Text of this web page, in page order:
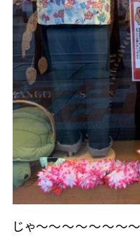
じゃ～～～～～～～